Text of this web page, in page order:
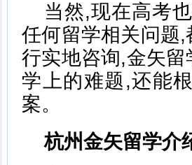
当然,现在高考
任何留学相关问题
行实地咨询,金矢
学上的难题,还能
案。
杭州金矢留学介